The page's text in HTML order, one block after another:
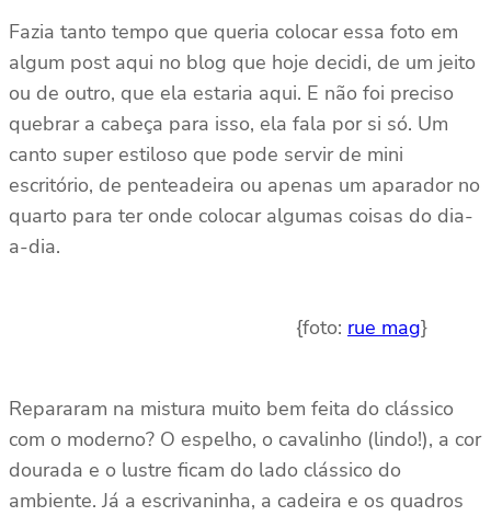
Fazia tanto tempo que queria colocar essa foto em
algum post aqui no blog que hoje decidi, de um jeito
ou de outro, que ela estaria aqui. E não foi preciso
quebrar a cabeça para isso, ela fala por si só. Um
canto super estiloso que pode servir de mini
escritório, de penteadeira ou apenas um aparador no
quarto para ter onde colocar algumas coisas do dia-
a-dia.
{foto: rue mag}
Repararam na mistura muito bem feita do clássico
com o moderno? O espelho, o cavalinho (lindo!), a cor
dourada e o lustre ficam do lado clássico do
ambiente. Já a escrivaninha, a cadeira e os quadros